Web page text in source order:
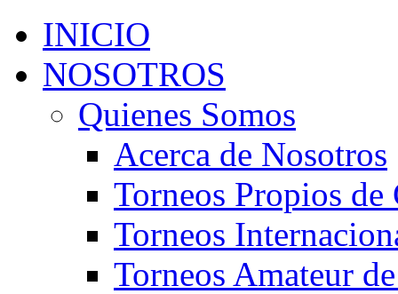
INICIO
NOSOTROS
Quienes Somos
Acerca de Nosotros
Torneos Propios
Torneos
Torneos Amateur